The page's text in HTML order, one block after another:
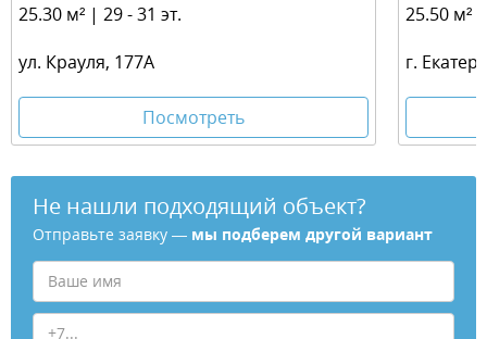
25.30 м² | 29 - 31 эт.
ул. Крауля, 177А
Посмотреть
25.50 м²
г.
Не нашли подходящий объект?
Отправьте заявку — мы подберем другой вариант